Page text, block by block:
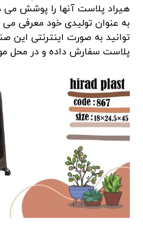
هیراد پلاست آ‌نها را پوشش می
به عنوان تولیدی خود معرفی
توانید به صورت اینترنتی این
پلاست سفارش داده و در محل